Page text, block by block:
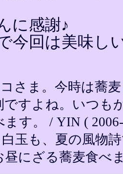
に感謝♪
今回は美味し
さま。今時は蕎
ですよね。いつも
す。 / YIN (
玉も、夏の風物
昼にざる蕎麦食べ